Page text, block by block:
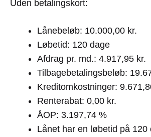
Uden betalingskort:
Lånebeløb: 10.000,00 kr.
Løbetid: 120 dage
Afdrag pr. md.: 4.917,95 kr.
Tilbagebetalingsbeløb:
Kreditomkostninger:
Renterabat: 0,00 kr.
ÅOP: 3.197,74 %
Lånet har en løbetid på 120